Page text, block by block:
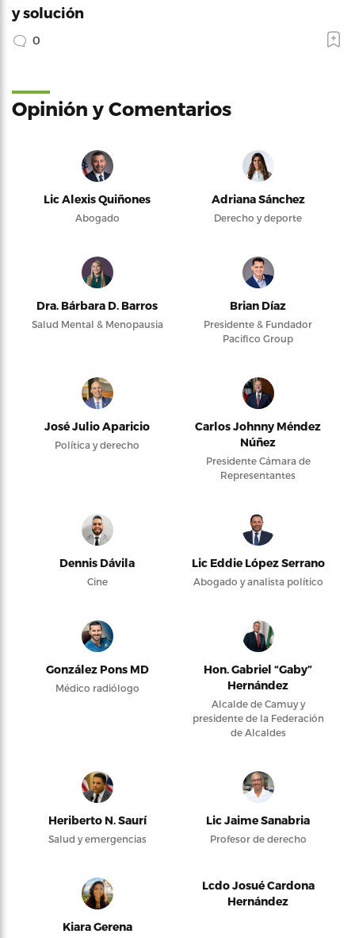
y solución
0
Opinión y Comentarios
Lic Alexis Quiñones
Abogado
Adriana Sánchez
Derecho y deporte
Dra. Bárbara D. Barros
Salud Mental & Menopausia
Brian Díaz
Presidente & Fundador
Pacifico Group
José Julio Aparicio
Política y derecho
Carlos Johnny Méndez
Núñez
Presidente Cámara de
Representantes
Dennis Dávila
Cine
Lic Eddie López Serrano
Abogado y analista político
González Pons MD
Médico radiólogo
Hon. Gabriel “Gaby”
Hernández
Alcalde de Camuy y
presidente de la Federación
de Alcaldes
Heriberto N. Saurí
Salud y emergencias
Lic Jaime Sanabria
Profesor de derecho
Kiara Gerena
Lcdo Josué Cardona
Hernández